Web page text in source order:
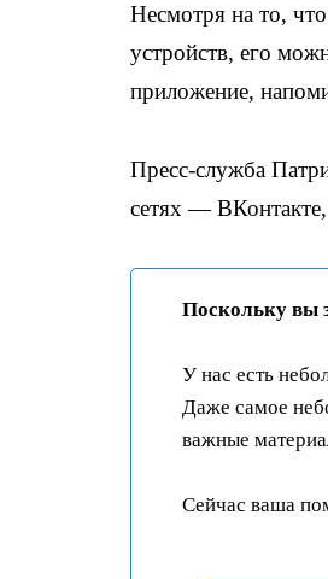
Несмотря на то,
устройств, его
приложение,
Пресс-служба
сетях —
Поскольку вы
У нас есть
Даже самое
важные
Сейчас ваша